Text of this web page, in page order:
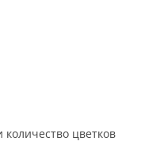
количество цветков